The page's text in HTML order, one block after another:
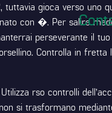
gioca verso uno
con �. Per salire
perseverante il
Controlla in fretta
rso controlli
si trasformano